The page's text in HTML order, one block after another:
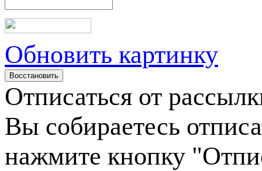
Обновить картинку
Отписаться от
Вы собираетесь
нажмите кнопку